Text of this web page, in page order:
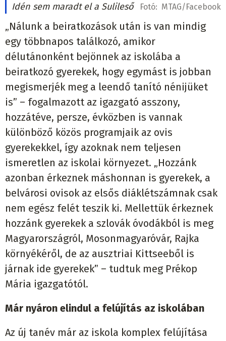
Idén sem maradt el a Sulileső Fotó: MTAG/Facebook
„Nálunk a beiratkozások után is van mindig
egy többnapos találkozó, amikor
délutánonként bejönnek az iskolába a
beiratkozó gyerekek, hogy egymást is jobban
megismerjék meg a leendő tanító nénijüket
is” – fogalmazott az igazgató asszony,
hozzátéve, persze, évközben is vannak
különböző közös programjaik az ovis
gyerekekkel, így azoknak nem teljesen
ismeretlen az iskolai környezet. „Hozzánk
azonban érkeznek máshonnan is gyerekek, a
belvárosi ovisok az elsős diáklétszámnak csak
nem egész felét teszik ki. Mellettük érkeznek
hozzánk gyerekek a szlovák óvodákból is meg
Magyarországról, Mosonmagyaróvár, Rajka
környékéről, de az ausztriai Kittseeből is
járnak ide gyerekek” – tudtuk meg Prékop
Mária igazgatótól.
Már nyáron elindul a felújítás az iskolában
Az új tanév már az iskola komplex felújítása